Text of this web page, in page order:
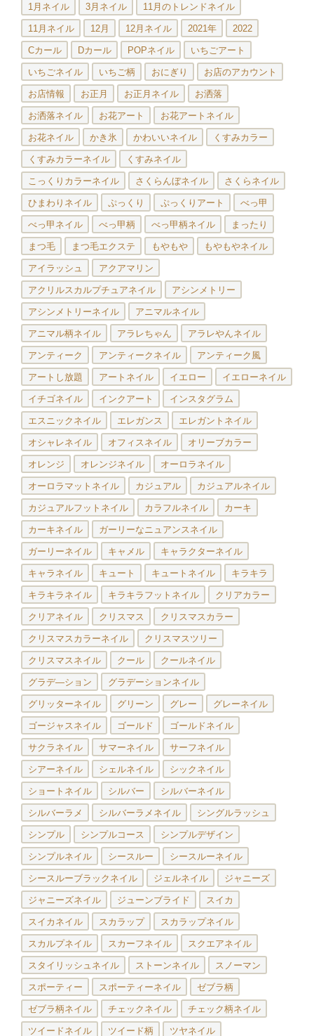
1月ネイル 3月ネイル 11月のトレンドネイル
11月ネイル 12月 12月ネイル 2021年 2022
Cカール Dカール POPネイル いちごアート
いちごネイル いちご柄 おにぎり お店のアカウント
お店情報 お正月 お正月ネイル お洒落
お洒落ネイル お花アート お花アートネイル
お花ネイル かき氷 かわいいネイル くすみカラー
くすみカラーネイル くすみネイル
こっくりカラーネイル さくらんぼネイル さくらネイル
ひまわりネイル ぷっくり ぷっくりアート べっ甲
べっ甲ネイル べっ甲柄 べっ甲柄ネイル まったり
まつ毛 まつ毛エクステ もやもや もやもやネイル
アイラッシュ アクアマリン
アクリルスカルプチュアネイル アシンメトリー
アシンメトリーネイル アニマルネイル
アニマル柄ネイル アラレちゃん アラレやんネイル
アンティーク アンティークネイル アンティーク風
アートし放題 アートネイル イエロー イエローネイル
イチゴネイル インクアート インスタグラム
エスニックネイル エレガンス エレガントネイル
オシャレネイル オフィスネイル オリーブカラー
オレンジ オレンジネイル オーロラネイル
オーロラマットネイル カジュアル カジュアルネイル
カジュアルフットネイル カラフルネイル カーキ
カーキネイル ガーリーなニュアンスネイル
ガーリーネイル キャメル キャラクターネイル
キャラネイル キュート キュートネイル キラキラ
キラキラネイル キラキラフットネイル クリアカラー
クリアネイル クリスマス クリスマスカラー
クリスマスカラーネイル クリスマスツリー
クリスマスネイル クール クールネイル
グラデ―ション グラデーションネイル
グリッターネイル グリーン グレー グレーネイル
ゴージャスネイル ゴールド ゴールドネイル
サクラネイル サマーネイル サーフネイル
シアーネイル シェルネイル シックネイル
ショートネイル シルバー シルバーネイル
シルバーラメ シルバーラメネイル シングルラッシュ
シンプル シンプルコース シンプルデザイン
シンプルネイル シースルー シースルーネイル
シースルーブラックネイル ジェルネイル ジャニーズ
ジャニーズネイル ジューンブライド スイカ
スイカネイル スカラップ スカラップネイル
スカルプネイル スカーフネイル スクエアネイル
スタイリッシュネイル ストーンネイル スノーマン
スポーティー スポーティーネイル ゼブラ柄
ゼブラ柄ネイル チェックネイル チェック柄ネイル
ツイードネイル ツイード柄 ツヤネイル